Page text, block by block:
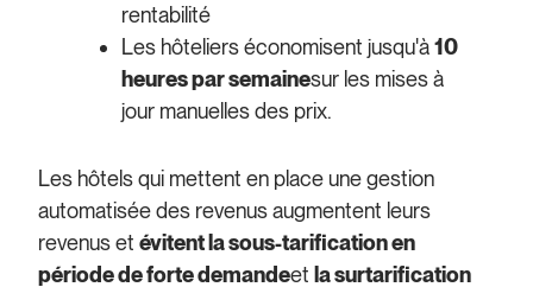
rentabilité
Les hôteliers économisent jusqu'à10
heures par semainesur les mises à
jour manuelles des prix.
Les hôtels qui mettent en place une gestion
automatisée des revenus augmentent leurs
revenus etévitent la sous-tarification en
période de forte demandeet la surtarification